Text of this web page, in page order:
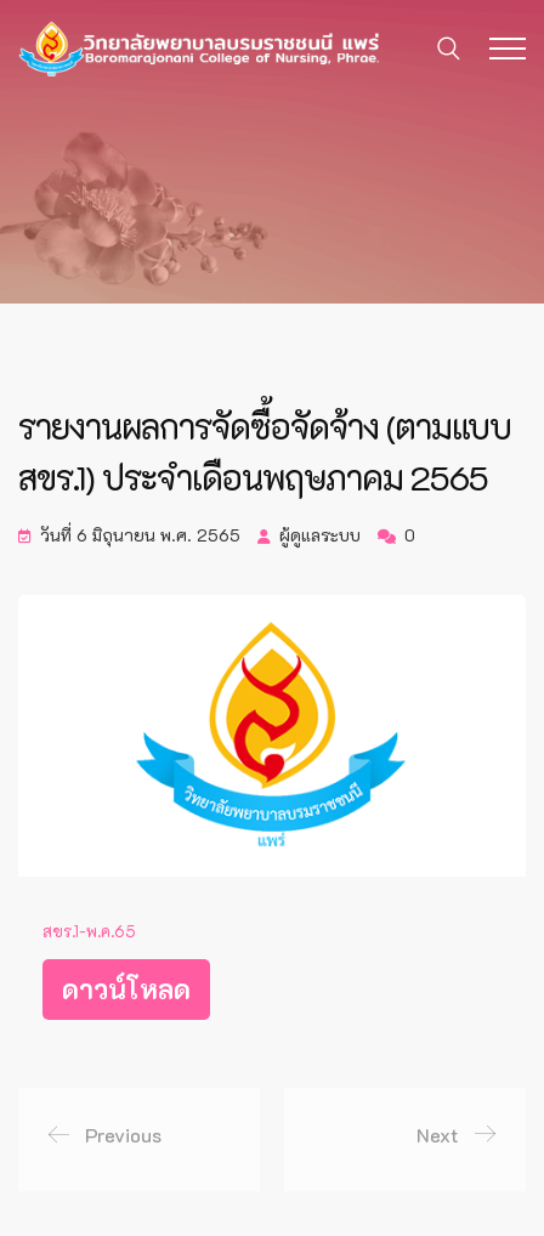
รายงานผลการจัดซื้อจัดจ้าง (ตามแบบ
สขร.1) ประจำเดือนพฤษภาคม 2565
วันที่ 6 มิถุนายน พ.ศ. 2565 ผู้ดูแลระบบ 0
สขร.1-พ.ค.65
ดาวน์โหลด
Previous Next